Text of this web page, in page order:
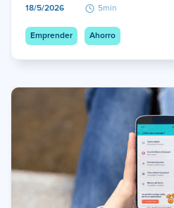
18/5/2026 5min
Emprender Ahorro